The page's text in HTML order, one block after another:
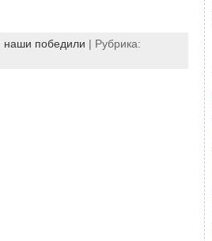
наши победили | Рубрика: